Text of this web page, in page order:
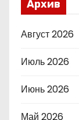
Архив
Август 2026
Июль 2026
Июнь 2026
Май 2026